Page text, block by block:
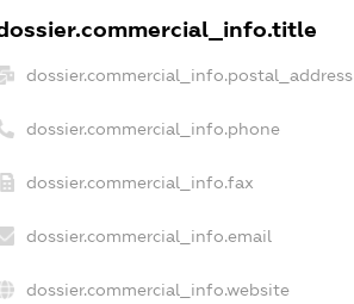
dossier.commercial_info.postal_address
dossier.commercial_info.phone
dossier.commercial_info.fax
dossier.commercial_info.email
dossier.commercial_info.website